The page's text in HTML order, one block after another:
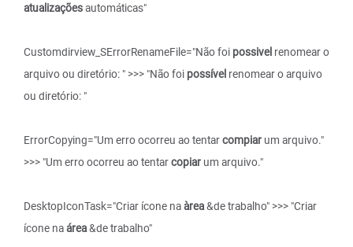
atualizaçõesautomáticas"
Customdirview_SErrorRenameFile="Não foi possivel renomear o
arquivo ou diretório: " >>> "Não foi possível renomear o arquivo
ou diretório: "
ErrorCopying="Um erro ocorreu ao tentarcompiar um arquivo."
>>> "Um erro ocorreu ao tentarcopiar um arquivo."
DesktopIconTask="Criar ícone naàrea&de trabalho" >>> "Criar
ícone naárea&de trabalho"